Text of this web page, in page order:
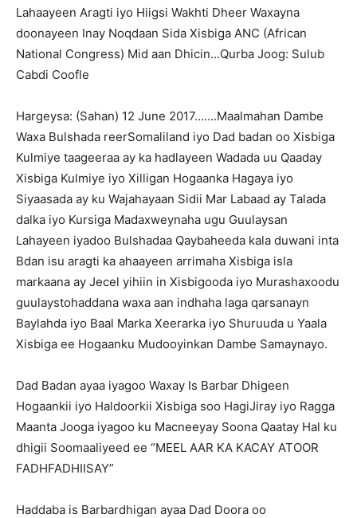
Lahaayeen Aragti iyo Hiigsi Wakhti Dheer Waxayna
doonayeen Inay Noqdaan Sida Xisbiga ANC (African
National Congress) Mid aan Dhicin…Qurba Joog: Sulub
Cabdi Coofle
Hargeysa: (Sahan) 12 June 2017…….Maalmahan Dambe
Waxa Bulshada reerSomaliland iyo Dad badan oo Xisbiga
Kulmiye taageeraa ay ka hadlayeen Wadada uu Qaaday
Xisbiga Kulmiye iyo Xilligan Hogaanka Hagaya iyo
Siyaasada ay ku Wajahayaan Sidii Mar Labaad ay Talada
dalka iyo Kursiga Madaxweynaha ugu Guulaysan
Lahayeen iyadoo Bulshadaa Qaybaheeda kala duwani inta
Bdan isu aragti ka ahaayeen arrimaha Xisbiga isla
markaana ay Jecel yihiin in Xisbigooda iyo Murashaxoodu
guulaystohaddana waxa aan indhaha laga qarsanayn
Baylahda iyo Baal Marka Xeerarka iyo Shuruuda u Yaala
Xisbiga ee Hogaanku Mudooyinkan Dambe Samaynayo.
Dad Badan ayaa iyagoo Waxay Is Barbar Dhigeen
Hogaankii iyo Haldoorkii Xisbiga soo HagiJiray iyo Ragga
Maanta Jooga iyagoo ku Macneeyay Soona Qaatay Hal ku
dhigii Soomaaliyeed ee “MEEL AAR KA KACAY ATOOR
FADHFADHIISAY”
Haddaba is Barbardhigan ayaa Dad Doora oo